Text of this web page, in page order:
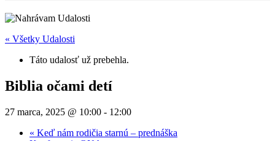
« Všetky Udalosti
Táto udalosť už prebehla.
Biblia očami detí
27 marca, 2025 @ 10:00 - 12:00
« Keď nám rodičia starnú – prednáška